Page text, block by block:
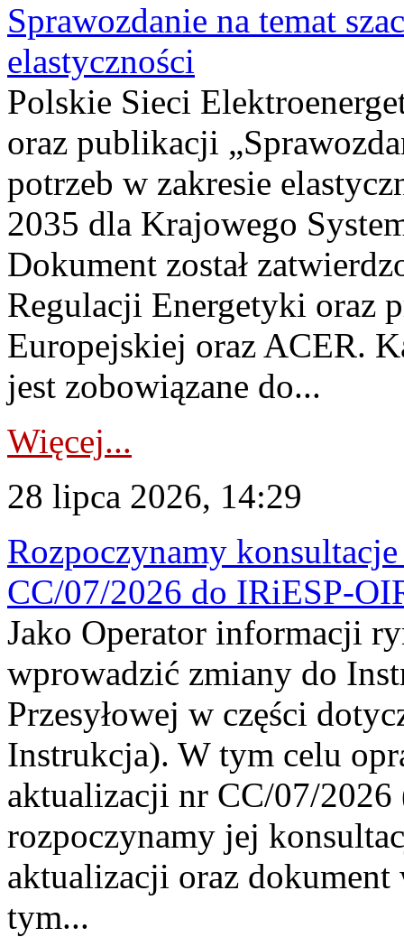
Sprawozdanie na temat
elastyczności
Polskie Sieci
oraz publikacji
potrzeb w zakresie
2035 dla Krajowego
Dokument został
Regulacji Energetyki oraz
Europejskiej oraz ACER.
jest zobowiązane do...
Więcej...
28 lipca 2026, 14:29
Rozpoczynamy
CC/07/2026 do IRiESP-
Jako Operator informacji
wprowadzić zmiany do
Przesyłowej w części
Instrukcja). W tym celu
aktualizacji nr CC/07/
rozpoczynamy jej
aktualizacji oraz
tym...